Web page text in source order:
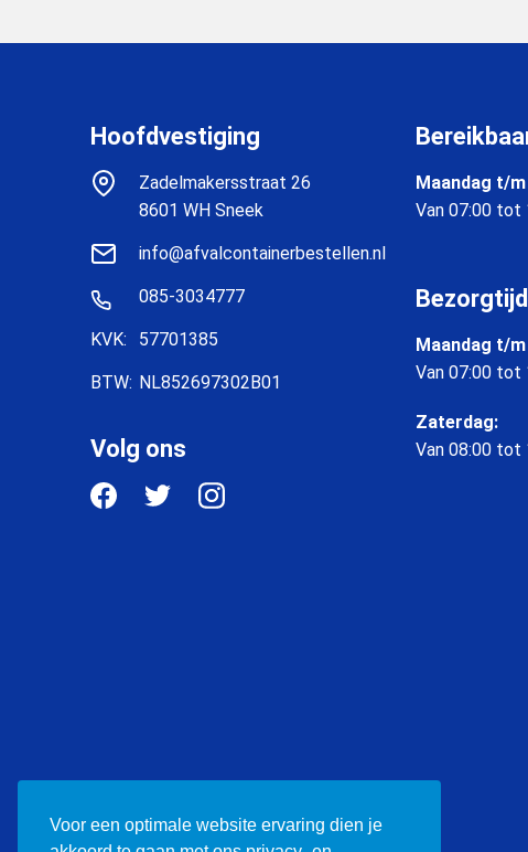
Hoofdvestiging
Zadelmakersstraat 26
8601 WH Sneek
info@afvalcontainerbestellen.nl
085-3034777
KVK: 57701385
BTW: NL852697302B01
Volg ons
Maandag t/
Van 07:00 tot
Maandag t/
Van 07:00 tot
Zaterdag:
Van 08:00 tot
Voor een optimale website ervaring dien je